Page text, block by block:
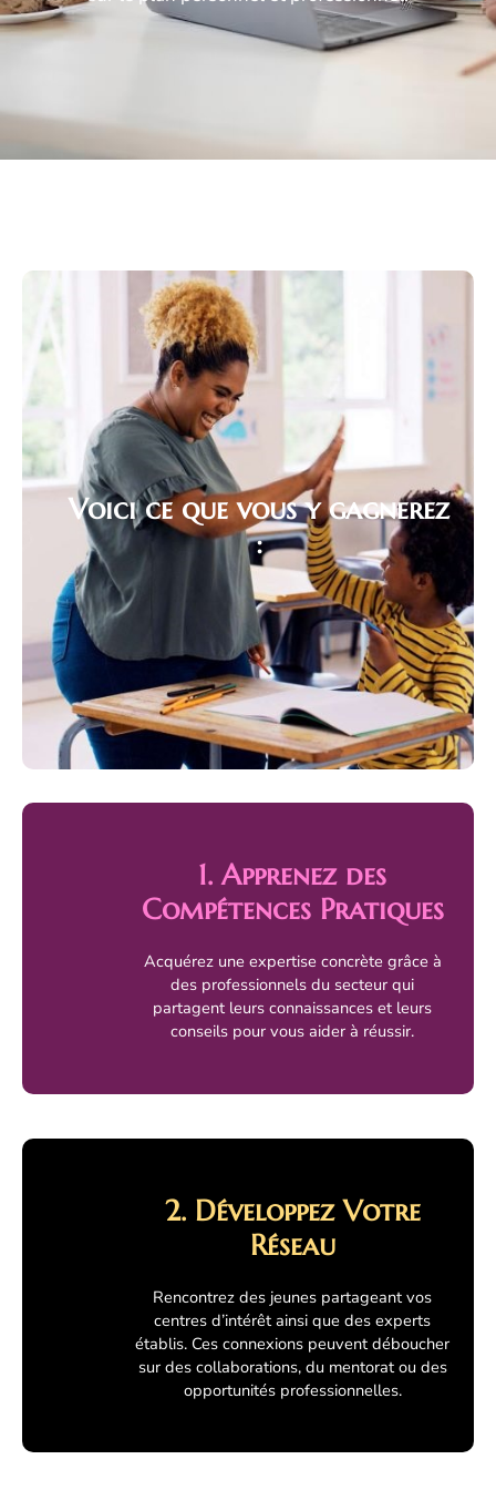
Voici ce que vous y gagnerez
:
1. Apprenez des
Compétences Pratiques
Acquérez une expertise concrète grâce à
des professionnels du secteur qui
partagent leurs connaissances et leurs
conseils pour vous aider à réussir.
2. Développez Votre
Réseau
Rencontrez des jeunes partageant vos
centres d’intérêt ainsi que des experts
établis. Ces connexions peuvent déboucher
sur des collaborations, du mentorat ou des
opportunités professionnelles.